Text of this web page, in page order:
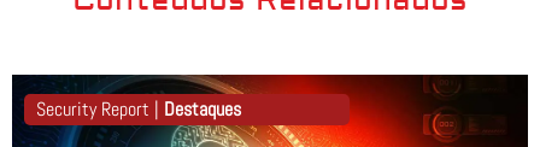
Security Report | Destaques